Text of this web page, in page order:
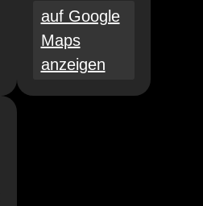
auf Google
Maps
anzeigen